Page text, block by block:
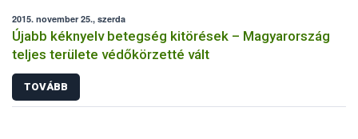
2015. november 25., szerda
Újabb kéknyelv betegség kitörések – Magyarország
teljes területe védőkörzetté vált
TOVÁBB